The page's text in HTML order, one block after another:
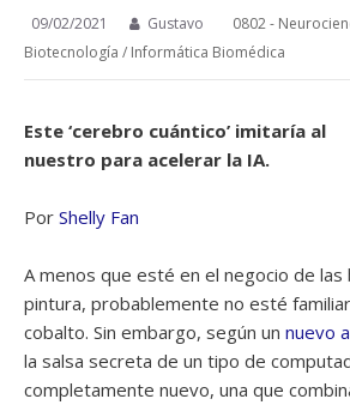
09/02/2021 Gustavo 0802 -
Biotecnología / Informática Biomédica
Este ‘cerebro cuántico’ imitaría al
nuestro para acelerar la IA.
Por Shelly Fan
A menos que esté en el negocio de
pintura, probablemente no esté
cobalto. Sin embargo, según un nuevo
la salsa secreta de un tipo de
completamente nuevo, una que